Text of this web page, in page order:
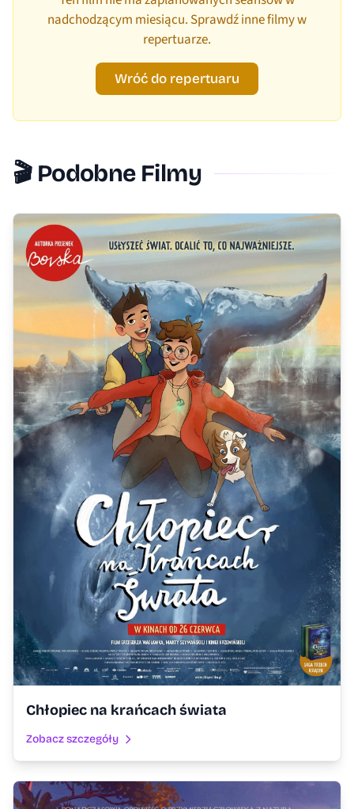
nadchodzącym miesiącu. Sprawdź inne filmy w
repertuarze.
Wróć do repertuaru
🎬 Podobne Filmy
Chłopiec na krańcach świata
Zobacz szczegóły